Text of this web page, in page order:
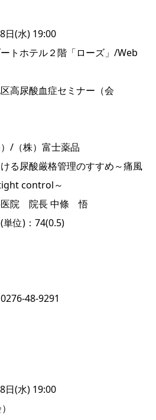
日(水) 19:00
トホテル２階「ローズ」/Web
高尿酸血症セミナー（会
/（株）富士薬品
る尿酸厳格管理のすすめ～痛風
control～
医院 院長 中條 悟
単位)：74(0.5)
48-9291
日(水) 19:00